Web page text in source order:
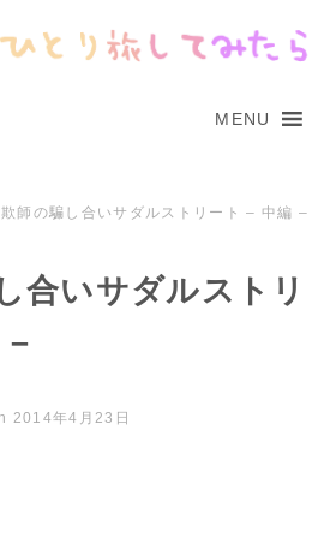
MENU
師の騙し合いサダルストリート – 中編 –
合いサダルストリ
–
2014年4月23日